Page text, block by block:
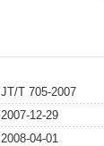
JT/T 705-2007
2007-12-29
2008-04-01